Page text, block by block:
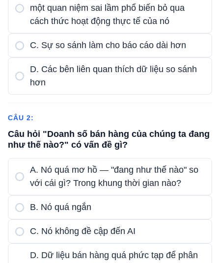
một quan niệm sai lầm phổ biến bỏ qua
cách thức hoạt động thực tế của nó
C. Sự so sánh làm cho báo cáo dài hơn
D. Các bên liên quan thích dữ liệu so sánh
hơn
CÂU 2:
Câu hỏi "Doanh số bán hàng của chúng ta đang
như thế nào?" có vấn đề gì?
A. Nó quá mơ hồ — "đang như thế nào" so
với cái gì? Trong khung thời gian nào?
B. Nó quá ngắn
C. Nó không đề cập đến AI
D. Dữ liệu bán hàng quá phức tạp để phân